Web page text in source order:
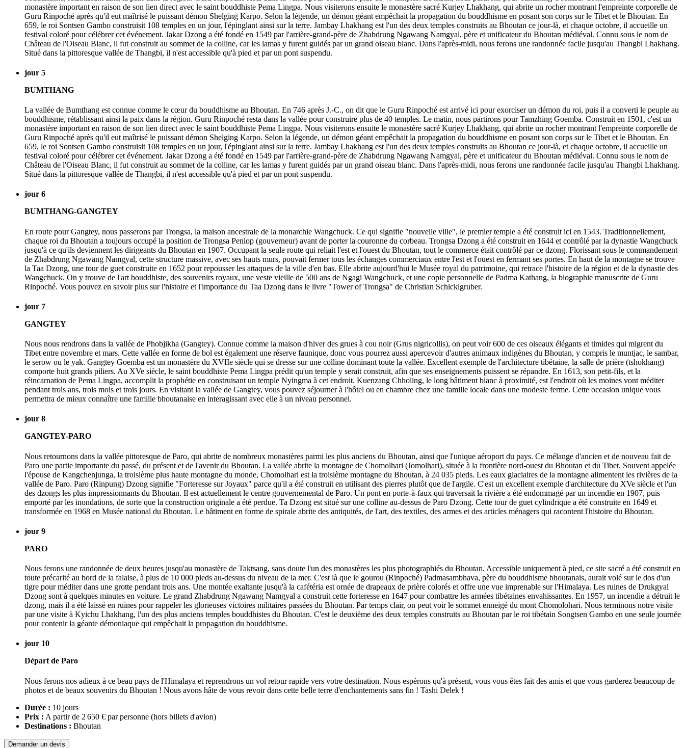
monastère important en raison de son lien direct avec le saint bouddhiste Pema Lingpa. Nous visiterons ensuite le monastère sacré Kurjey Lhakhang, qui abrite un rocher montrant l'empreinte corporelle de
Guru Rinpoché après qu'il eut maîtrisé le puissant démon Shelging Karpo. Selon la légende, un démon géant empêchait la propagation du bouddhisme en posant son corps sur le Tibet et le Bhoutan. En
659, le roi Sontsen Gambo construisit 108 temples en un jour, l'épinglant ainsi sur la terre. Jambay Lhakhang est l'un des deux temples construits au Bhoutan ce jour-là, et chaque octobre, il accueille un
festival coloré pour célébrer cet événement. Jakar Dzong a été fondé en 1549 par l'arrière-grand-père de Zhabdrung Ngawang Namgyal, père et unificateur du Bhoutan médiéval. Connu sous le nom de
Château de l'Oiseau Blanc, il fut construit au sommet de la colline, car les lamas y furent guidés par un grand oiseau blanc. Dans l'après-midi, nous ferons une randonnée facile jusqu'au Thangbi Lhakhang.
Situé dans la pittoresque vallée de Thangbi, il n'est accessible qu'à pied et par un pont suspendu.
jour 5
BUMTHANG
La vallée de Bumthang est connue comme le cœur du bouddhisme au Bhoutan. En 746 après J.-C., on dit que le Guru Rinpoché est arrivé ici pour exorciser un démon du roi, puis il a converti le peuple au
bouddhisme, rétablissant ainsi la paix dans la région. Guru Rinpoché resta dans la vallée pour construire plus de 40 temples. Le matin, nous partirons pour Tamzhing Goemba. Construit en 1501, c'est un
monastère important en raison de son lien direct avec le saint bouddhiste Pema Lingpa. Nous visiterons ensuite le monastère sacré Kurjey Lhakhang, qui abrite un rocher montrant l'empreinte corporelle de
Guru Rinpoché après qu'il eut maîtrisé le puissant démon Shelging Karpo. Selon la légende, un démon géant empêchait la propagation du bouddhisme en posant son corps sur le Tibet et le Bhoutan. En
659, le roi Sontsen Gambo construisit 108 temples en un jour, l'épinglant ainsi sur la terre. Jambay Lhakhang est l'un des deux temples construits au Bhoutan ce jour-là, et chaque octobre, il accueille un
festival coloré pour célébrer cet événement. Jakar Dzong a été fondé en 1549 par l'arrière-grand-père de Zhabdrung Ngawang Namgyal, père et unificateur du Bhoutan médiéval. Connu sous le nom de
Château de l'Oiseau Blanc, il fut construit au sommet de la colline, car les lamas y furent guidés par un grand oiseau blanc. Dans l'après-midi, nous ferons une randonnée facile jusqu'au Thangbi Lhakhang.
Situé dans la pittoresque vallée de Thangbi, il n'est accessible qu'à pied et par un pont suspendu.
jour 6
BUMTHANG-GANGTEY
En route pour Gangtey, nous passerons par Trongsa, la maison ancestrale de la monarchie Wangchuck. Ce qui signifie "nouvelle ville", le premier temple a été construit ici en 1543. Traditionnellement,
chaque roi du Bhoutan a toujours occupé la position de Trongsa Penlop (gouverneur) avant de porter la couronne du corbeau. Trongsa Dzong a été construit en 1644 et contrôlé par la dynastie Wangchuck
jusqu'à ce qu'ils deviennent les dirigeants du Bhoutan en 1907. Occupant la seule route qui reliait l'est et l'ouest du Bhoutan, tout le commerce était contrôlé par ce dzong. Florissant sous le commandement
de Zhabdrung Ngawang Namgyal, cette structure massive, avec ses hauts murs, pouvait fermer tous les échanges commerciaux entre l'est et l'ouest en fermant ses portes. En haut de la montagne se trouve
la Taa Dzong, une tour de guet construite en 1652 pour repousser les attaques de la ville d'en bas. Elle abrite aujourd'hui le Musée royal du patrimoine, qui retrace l'histoire de la région et de la dynastie des
Wangchuck. On y trouve de l'art bouddhiste, des souvenirs royaux, une veste vieille de 500 ans de Ngagi Wangchuck, et une copie personnelle de Padma Kathang, la biographie manuscrite de Guru
Rinpoché. Vous pouvez en savoir plus sur l'histoire et l'importance du Taa Dzong dans le livre "Tower of Trongsa" de Christian Schicklgruber.
jour 7
GANGTEY
Nous nous rendrons dans la vallée de Phobjikha (Gangtey). Connue comme la maison d'hiver des grues à cou noir (Grus nigricollis), on peut voir 600 de ces oiseaux élégants et timides qui migrent du
Tibet entre novembre et mars. Cette vallée en forme de bol est également une réserve faunique, donc vous pourrez aussi apercevoir d'autres animaux indigènes du Bhoutan, y compris le muntjac, le sambar,
le serow ou le yak. Gangtey Goemba est un monastère du XVIIe siècle qui se dresse sur une colline dominant toute la vallée. Excellent exemple de l'architecture tibétaine, la salle de prière (tshokhang)
comporte huit grands piliers. Au XVe siècle, le saint bouddhiste Pema Lingpa prédit qu'un temple y serait construit, afin que ses enseignements puissent se répandre. En 1613, son petit-fils, et la
réincarnation de Pema Lingpa, accomplit la prophétie en construisant un temple Nyingma à cet endroit. Kuenzang Chholing, le long bâtiment blanc à proximité, est l'endroit où les moines vont méditer
pendant trois ans, trois mois et trois jours. En visitant la vallée de Gangtey, vous pouvez séjourner à l'hôtel ou en chambre chez une famille locale dans une modeste ferme. Cette occasion unique vous
permettra de mieux connaître une famille bhoutanaise en interagissant avec elle à un niveau personnel.
jour 8
GANGTEY-PARO
Nous retournons dans la vallée pittoresque de Paro, qui abrite de nombreux monastères parmi les plus anciens du Bhoutan, ainsi que l'unique aéroport du pays. Ce mélange d'ancien et de nouveau fait de
Paro une partie importante du passé, du présent et de l'avenir du Bhoutan. La vallée abrite la montagne de Chomolhari (Jomolhari), située à la frontière nord-ouest du Bhoutan et du Tibet. Souvent appelée
l'épouse de Kangchenjunga, la troisième plus haute montagne du monde, Chomolhari est la troisième montagne du Bhoutan, à 24 035 pieds. Les eaux glaciaires de la montagne alimentent les rivières de la
vallée de Paro. Paro (Rinpung) Dzong signifie "Forteresse sur Joyaux" parce qu'il a été construit en utilisant des pierres plutôt que de l'argile. C'est un excellent exemple d'architecture du XVe siècle et l'un
des dzongs les plus impressionnants du Bhoutan. Il est actuellement le centre gouvernemental de Paro. Un pont en porte-à-faux qui traversait la rivière a été endommagé par un incendie en 1907, puis
emporté par les inondations, de sorte que la construction originale a été perdue. Ta Dzong est situé sur une colline au-dessus de Paro Dzong. Cette tour de guet cylindrique a été construite en 1649 et
transformée en 1968 en Musée national du Bhoutan. Le bâtiment en forme de spirale abrite des antiquités, de l'art, des textiles, des armes et des articles ménagers qui racontent l'histoire du Bhoutan.
jour 9
PARO
Nous ferons une randonnée de deux heures jusqu'au monastère de Taktsang, sans doute l'un des monastères les plus photographiés du Bhoutan. Accessible uniquement à pied, ce site sacré a été construit en
toute précarité au bord de la falaise, à plus de 10 000 pieds au-dessus du niveau de la mer. C'est là que le gourou (Rinpoché) Padmasambhava, père du bouddhisme bhoutanais, aurait volé sur le dos d'un
tigre pour méditer dans une grotte pendant trois ans. Une montée exaltante jusqu'à la cafétéria est ornée de drapeaux de prière colorés et offre une vue imprenable sur l'Himalaya. Les ruines de Drukgyal
Dzong sont à quelques minutes en voiture. Le grand Zhabdrung Ngawang Namgyal a construit cette forteresse en 1647 pour combattre les armées tibétaines envahissantes. En 1957, un incendie a détruit le
dzong, mais il a été laissé en ruines pour rappeler les glorieuses victoires militaires passées du Bhoutan. Par temps clair, on peut voir le sommet enneigé du mont Chomolohari. Nous terminons notre visite
par une visite à Kyichu Lhakhang, l'un des plus anciens temples bouddhistes du Bhoutan. C'est le deuxième des deux temples construits au Bhoutan par le roi tibétain Songtsen Gambo en une seule journée
pour contenir la géante démoniaque qui empêchait la propagation du bouddhisme.
jour 10
Départ de Paro
Nous ferons nos adieux à ce beau pays de l'Himalaya et reprendrons un vol retour rapide vers votre destination. Nous espérons qu'à présent, vous vous êtes fait des amis et que vous garderez beaucoup de
photos et de beaux souvenirs du Bhoutan ! Nous avons hâte de vous revoir dans cette belle terre d'enchantements sans fin ! Tashi Delek !
Durée : 10 jours
Prix : A partir de 2 650 € par personne (hors billets d'avion)
Destinations : Bhoutan
Demander un devis